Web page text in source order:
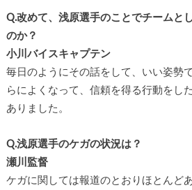
Q.改めて、浅原選手のことでチームと
のか？
小川バイスキャプテン
毎日のようにその話をして、いい姿勢
らによくなって、信頼を得る行動をし
ありました。
Q.浅原選手のケガの状況は？
瀬川監督
ケガに関しては報道のとおりほとんど